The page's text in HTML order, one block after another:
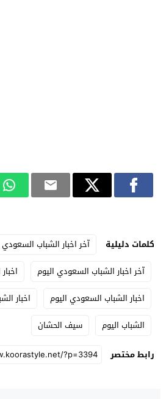
كلمات دليلية
آخر اخبار الشباب السعودي
آخر اخبار الشباب السعودي اليوم
اخبار الشباب السعودي اليوم
اخبار
الشباب اليوم
سيف الحشان
رابط مختصر